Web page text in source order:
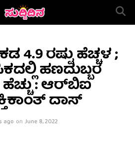
4.9 ರಷ್ಟು ಹೆಚ್ಚಳ ;
ಹಣದುಬ್ಬರ
ಹೆಚ್ಚು : ಆರ್‌ಬಿಐ
ದಾಸ್
ago on June 8, 2022